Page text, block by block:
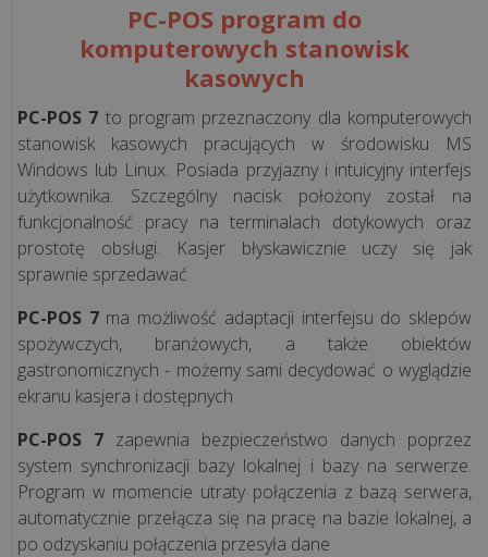
WWW
Jednolity
Plik
Kontrolny
ROZWIĄZANIA
Systemy
przywoławcze
Syscall
Mała
gastronomia
PC-POS program do
komputerowych stanowisk
kasowych
PC-POS 7 to program przeznaczony dla komputerowych
stanowisk kasowych pracujących w środowisku MS
Windows lub Linux. Posiada przyjazny i intuicyjny interfejs
użytkownika. Szczególny nacisk położony został na
funkcjonalność pracy na terminalach dotykowych oraz
prostotę obsługi. Kasjer błyskawicznie uczy się jak
sprawnie sprzedawać
PC-POS 7ma możliwość adaptacji interfejsu do sklepów
spożywczych, branżowych, a także obiektów
gastronomicznych - możemy sami decydować o wyglądzie
ekranu kasjera i dostępnych
PC-POS 7 zapewnia bezpieczeństwo danych poprzez
system synchronizacji bazy lokalnej i bazy na serwerze.
Program w momencie utraty połączenia z bazą serwera,
automatycznie przełącza się na pracę na bazie lokalnej, a
po odzyskaniu połączenia przesyła dane